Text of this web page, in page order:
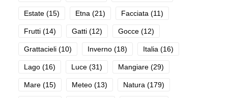
Estate (15) Etna (21) Facciata (11)
Frutti (14) Gatti (12) Gocce (12)
Grattacieli (10) Inverno (18) Italia (16)
Lago (16) Luce (31) Mangiare (29)
Mare (15) Meteo (13) Natura (179)